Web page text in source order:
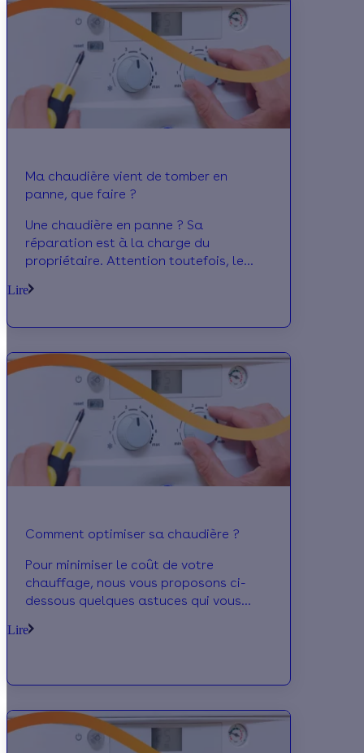
Ma chaudière vient de tomber en
panne, que faire ?
Une chaudière en panne ? Sa
réparation est à la charge du
propriétaire. Attention toutefois, le
Comment signaler une panne à son
Lire
Comment optimiser sa chaudière ?
Pour minimiser le coût de votre
chauffage, nous vous proposons ci-
dessous quelques astuces qui vous
de votre chaudière.
Lire